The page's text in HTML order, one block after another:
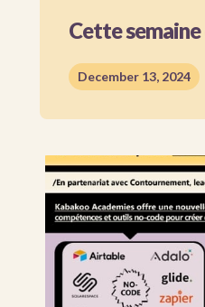
Cette
December 13, 2024